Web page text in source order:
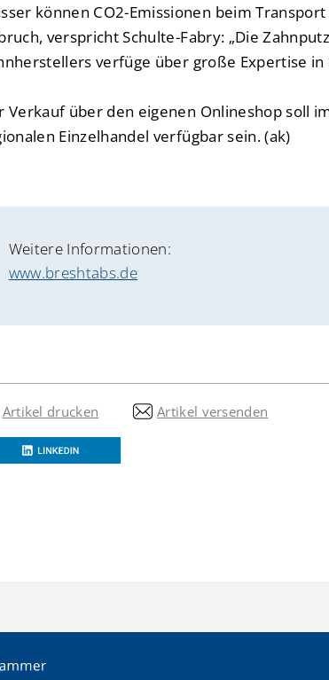
können CO2-Emissionen beim
verspricht Schulte-Fabry: „Die
verfüge über große Expertise
Verkauf über den eigenen Onlineshop soll
Einzelhandel verfügbar sein. (ak)
Weitere Informationen:
www.breshtabs.de
Artikel drucken Artikel versenden